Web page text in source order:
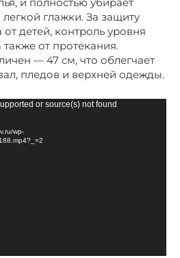
глажки. За защиту
детей, контроль уровня
от протекания.
— 47 см, что облегчает
пледов и верхней одежды.
or source(s) not found
wp-